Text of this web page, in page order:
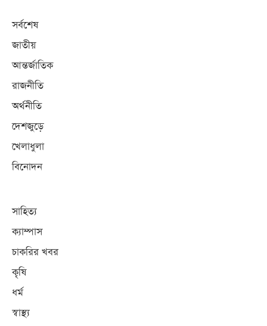
সর্বশেষ
জাতীয়
আন্তর্জাতিক
রাজনীতি
অর্থনীতি
দেশজুড়ে
খেলাধুলা
বিনোদন
সাহিত্য
ক্যাম্পাস
চাকরির খবর
কৃষি
ধর্ম
স্বাস্থ্য